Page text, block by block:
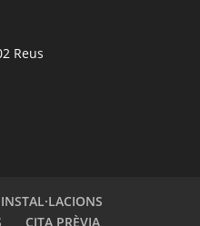
Reus
INSTAL·LACIONS
CITA PRÈVIA